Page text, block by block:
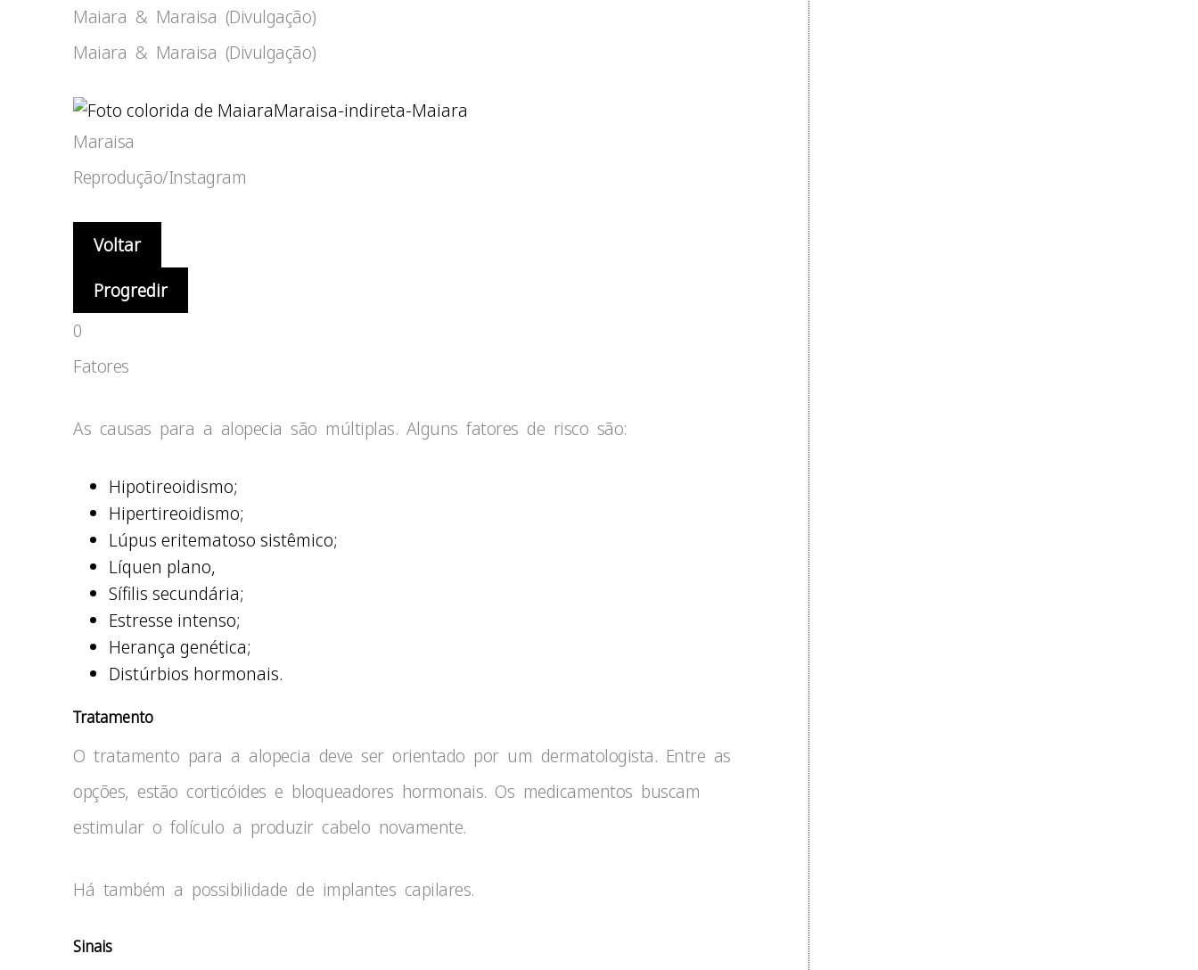
Maiara & Maraisa (Divulgação)
Maiara & Maraisa (Divulgação)
Maraisa-indireta-Maiara
Maraisa
Reprodução/Instagram
Voltar
Progredir
0
Fatores
As causas para a alopecia são múltiplas. Alguns fatores de risco são:
Hipotireoidismo;
Hipertireoidismo;
Lúpus eritematoso sistêmico;
Líquen plano,
Sífilis secundária;
Estresse intenso;
Herança genética;
Distúrbios hormonais.
Tratamento
O tratamento para a alopecia deve ser orientado por um dermatologista. Entre as
opções, estão corticóides e bloqueadores hormonais. Os medicamentos buscam
estimular o folículo a produzir cabelo novamente.
Há também a possibilidade de implantes capilares.
Sinais